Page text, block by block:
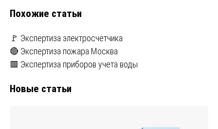
Похожие статьи
🚩 Экспертиза электросчетчика
🔴 Экспертиза пожара Москва
🟥 Экспертиза приборов учета воды
Новые статьи